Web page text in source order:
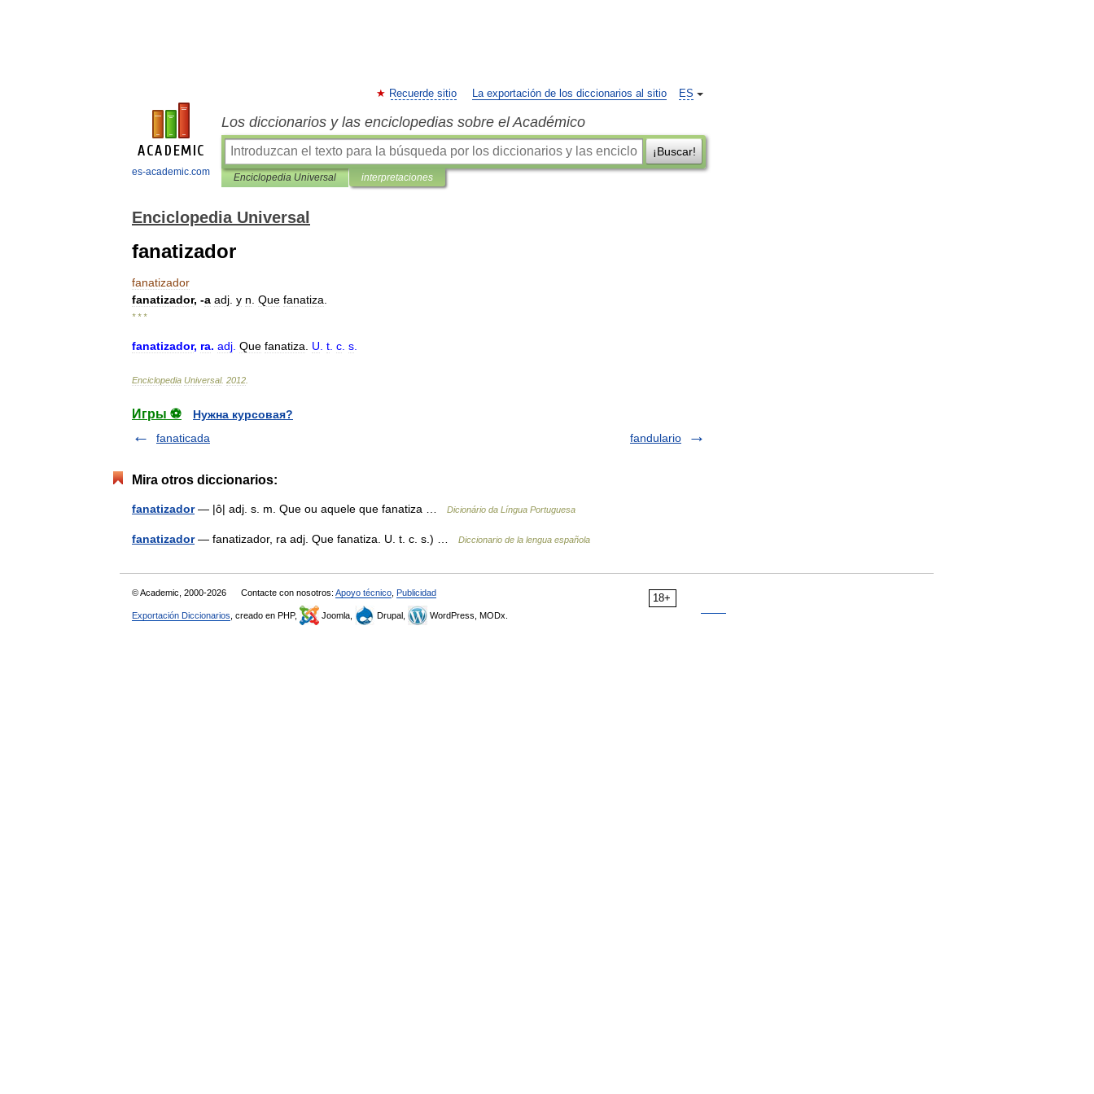
es-academic.com
ES
Recuerde sitio La exportación de los diccionarios al sitio
Los diccionarios y las enciclopedias sobre el Académico
¡Buscar!
Enciclopedia Universal interpretaciones
Enciclopedia Universal
fanatizador
fanatizador
fanatizador, -a adj y n Que fanatiza
* * *
fanatizador, ra. adj Que fanatiza U t c s
Enciclopedia Universal. 2012
Игры ⚽
Нужна курсовая?
fanaticada
fandulario
Mira otros diccionarios:
fanatizador— |ô| adj. s. m. Que ou aquele que fanatiza … Dicionário da Língua Portuguesa
fanatizador— fanatizador, ra adj. Que fanatiza. U. t. c. s.) … Diccionario de la lengua española
18+
© Academic, 2000-2026 Contacte con nosotros: Apoyo técnico Publicidad
Exportación Diccionarios , creado en PHP, Joomla, Drupal, WordPress, MODx.